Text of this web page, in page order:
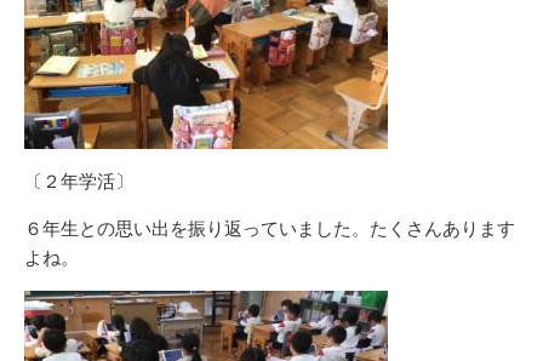
〔２年学活〕
６年生との思い出を振り返っていました。たくさんあります
よね。